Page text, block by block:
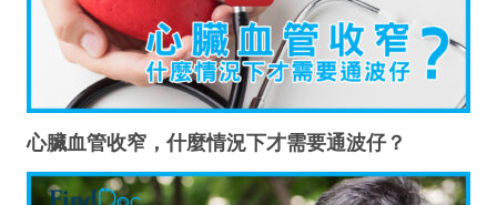
心臟血管收窄，什麼情況下才需要通波仔？